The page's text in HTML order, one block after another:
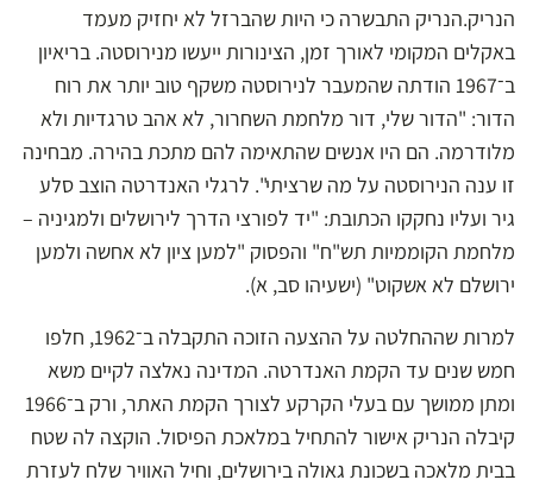
הנריק.הנריק התבשרה כי היות שהברזל לא יחזיק מעמד
באקלים המקומי לאורך זמן, הצינורות ייעשו מנירוסטה. בריאיון
ב־1967 הודתה שהמעבר לנירוסטה משקף טוב יותר את רוח
הדור: "הדור שלי, דור מלחמת השחרור, לא אהב טרגדיות ולא
מלודרמה. הם היו אנשים שהתאימה להם מתכת בהירה. מבחינה
זו ענה הנירוסטה על מה שרציתי". לרגלי האנדרטה הוצב סלע
גיר ועליו נחקקו הכתובת: "יד לפורצי הדרך לירושלים ולמגיניה –
מלחמת הקוממיות תש"ח" והפסוק "למען ציון לא אחשה ולמען
ירושלם לא אשקוט" (ישעיהו סב, א).
למרות שההחלטה על ההצעה הזוכה התקבלה ב־1962, חלפו
חמש שנים עד הקמת האנדרטה. המדינה נאלצה לקיים משא
ומתן ממושך עם בעלי הקרקע לצורך הקמת האתר, ורק ב־1966
קיבלה הנריק אישור להתחיל במלאכת הפיסול. הוקצה לה שטח
בבית מלאכה בשכונת גאולה בירושלים, וחיל האוויר שלח לעזרת